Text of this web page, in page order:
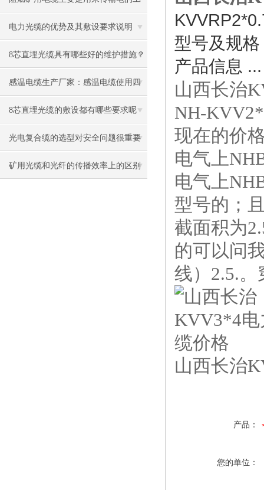
作的
电力光缆的优势及其敷设要求说明
8芯直埋光缆具有哪些好的维护措施？
感温电缆生产厂家：感温电缆使用四
大原则说明
8芯直埋光缆的敷设都有哪些要求呢
光电复合缆的选型对安全问题很重要
矿用光缆和光纤的传播效率上的区别
型号及规
产品信息 ...
山西长治
NH-
现在的价
电气上
电气上
型号的；
截面积为
的可以问
线）2.5.。
山西长治
产品：
您的单位：